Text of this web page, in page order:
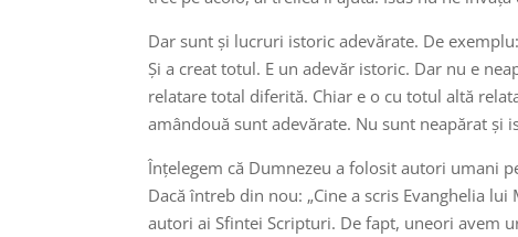
Dar sunt și lucruri istoric adevărate. De
Și a creat totul. E un adevăr istoric. Dar nu e
relatare total diferită. Chiar e o cu totul altă
amândouă sunt adevărate. Nu sunt neapărat și
Înțelegem că Dumnezeu a folosit autori umani
Dacă întreb din nou: „Cine a scris Evanghelia
autori ai Sfintei Scripturi. De fapt, uneori avem